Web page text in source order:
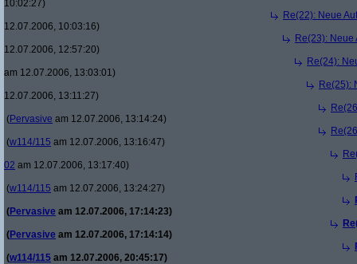
10:02:27)
Re(22): Neue
12.07.2006, 10:03:16)
Re(23):
12.07.2006, 12:57:20)
Re(24):
am 12.07.2006, 13:03:01)
Re(25):
12.07.2006, 13:11:27)
(Pervasive am 12.07.2006, 13:14:24)
(w114/115 am 12.07.2006, 13:16:47)
02 am 12.07.2006, 13:17:40)
(w114/115 am 12.07.2006, 13:24:27)
(Pervasive am 12.07.2006, 17:14:23)
(Pervasive am 12.07.2006, 17:14:14)
(w114/115 am 12.07.2006, 20:45:17)